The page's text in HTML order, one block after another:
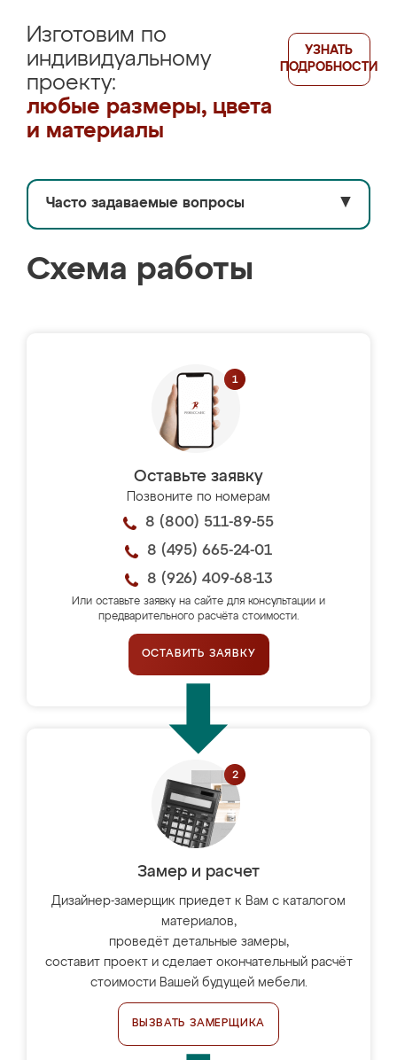
Изготовим по
индивидуальному
проекту:
любые размеры, цвета
и материалы
УЗНАТЬ
ПОДРОБНОСТИ
Часто задаваемые вопросы ▼
Схема работы
Оставьте заявку
Позвоните по номерам
8 (800) 511-89-55
8 (495) 665-24-01
8 (926) 409-68-13
Или оставьте заявку на сайте для консультации и
предварительного расчёта стоимости.
ОСТАВИТЬ ЗАЯВКУ
Замер и расчет
Дизайнер-замерщик приедет к Вам с каталогом
материалов,
проведёт детальные замеры,
составит проект и сделает окончательный расчёт
стоимости Вашей будущей мебели.
ВЫЗВАТЬ ЗАМЕРЩИКА